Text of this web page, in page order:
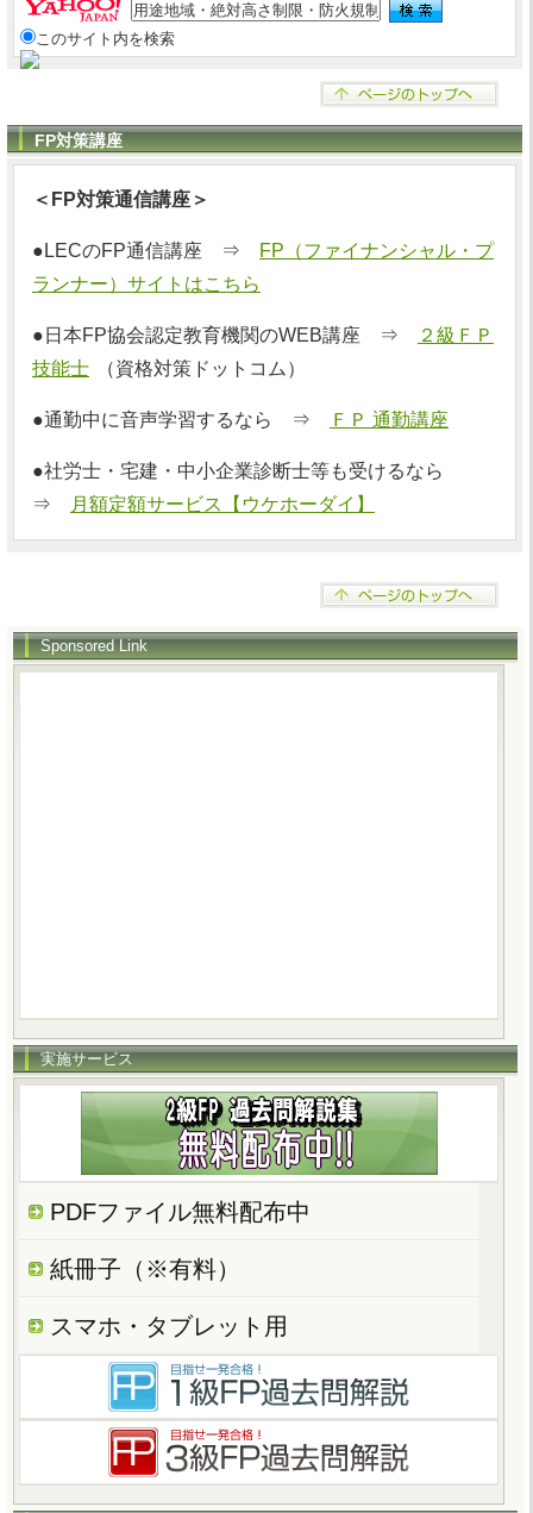
このサイト内を検索
FP対策講座
＜FP対策通信講座＞
●LECのFP通信講座 ⇒
FP（ファイナンシャル・プ
ランナー）サイトはこちら
●日本FP協会認定教育機関のWEB講座 ⇒
２級ＦＰ
技能士
（資格対策ドットコム）
●通勤中に音声学習するなら ⇒ ＦＰ 通勤講座
●社労士・宅建・中小企業診断士等も受けるなら
⇒
月額定額サービス【ウケホーダイ】
Sponsored Link
実施サービス
PDFファイル無料配布中
紙冊子（※有料）
スマホ・タブレット用